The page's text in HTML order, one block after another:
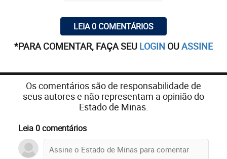
LEIA 0 COMENTÁRIOS
*PARA COMENTAR, FAÇA SEU LOGIN OUASSINE
Os comentários são de responsabilidade de
seus autores e não representam a opinião do
Estado de Minas.
Leia 0 comentários